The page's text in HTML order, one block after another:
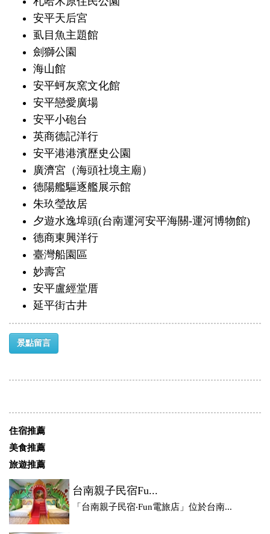
安平天后宮
虱目魚主題館
劍獅公園
海山館
安平蚵灰窯文化館
安平戀愛廣場
安平小砲台
英商德記洋行
安平港港濱歷史公園
廣濟宮（海頭社境主廟）
德陽艦驅逐艦展示館
朱玖瑩故居
夕遊水逸埠頭(台南運河安平海關-運河博物館)
德商東興洋行
臺灣船園區
妙壽宮
安平盧經堂厝
延平街古井
景點留言
住宿推薦
美食推薦
旅遊推薦
台南親子民宿Fu...
「台南親子民宿‧Fun電旅店」位於台南...